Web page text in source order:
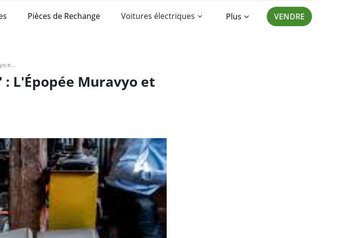
Pièces de Rechange Voitures électriques Plus VENDRE
Moto Électrique "Made in Burundi" : L'Épopée Muravyo et l'Essor d'ELECTROMECA
L'Épopée Muravyo et